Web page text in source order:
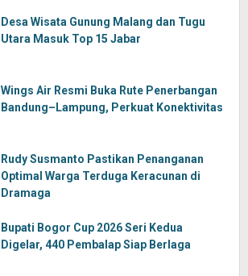
Desa Wisata Gunung Malang dan Tugu
Utara Masuk Top 15 Jabar
Wings Air Resmi Buka Rute Penerbangan
Bandung–Lampung, Perkuat Konektivitas
Rudy Susmanto Pastikan Penanganan
Optimal Warga Terduga Keracunan di
Dramaga
Bupati Bogor Cup 2026 Seri Kedua
Digelar, 440 Pembalap Siap Berlaga